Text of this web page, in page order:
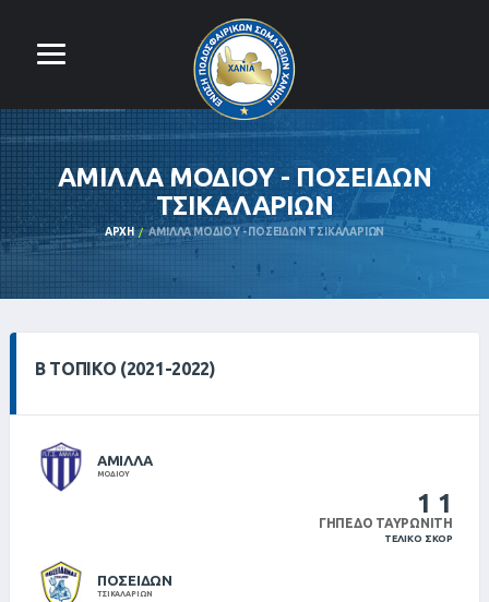
ΑΜΙΛΛΑ ΜΟΔΙΟΥ - ΠΟΣΕΙΔΩΝ
ΤΣΙΚΑΛΑΡΙΩΝ
ΑΡΧΉ ΑΜΙΛΛΑ ΜΟΔΙΟΥ - ΠΟΣΕΙΔΩΝ ΤΣΙΚΑΛΑΡΙΩΝ
Β ΤΟΠΙΚΌ (2021-2022)
ΑΜΙΛΛΑ
ΜΟΔΙΟΥ
1 1
ΓΉΠΕΔΟ ΤΑΥΡΩΝΊΤΗ
ΤΕΛΙΚΌ ΣΚΟΡ
ΠΟΣΕΙΔΩΝ
ΤΣΙΚΑΛΑΡΙΩΝ